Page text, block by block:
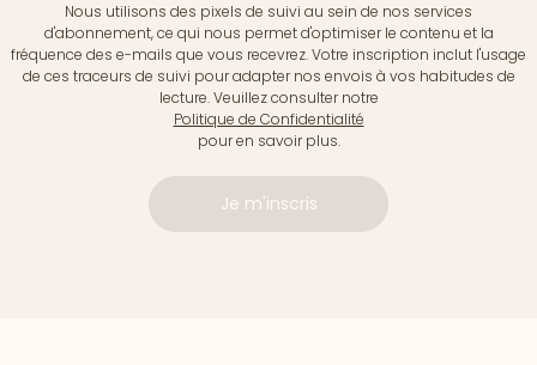
Nous utilisons des pixels de suivi au sein de nos services
d'abonnement, ce qui nous permet d'optimiser le contenu et la
fréquence des e-mails que vous recevrez. Votre inscription inclut l'usage
de ces traceurs de suivi pour adapter nos envois à vos habitudes de
lecture. Veuillez consulter notre
Politique de Confidentialité
pour en savoir plus.
Je m'inscris